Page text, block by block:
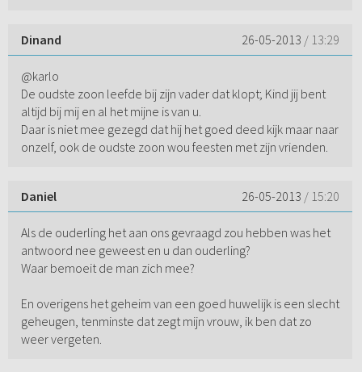
Dinand 26-05-2013 / 13:29
@karlo
De oudste zoon leefde bij zijn vader dat klopt; Kind jij bent
altijd bij mij en al het mijne is van u.
Daar is niet mee gezegd dat hij het goed deed kijk maar naar
onzelf, ook de oudste zoon wou feesten met zijn vrienden.
Daniel 26-05-2013 / 15:20
Als de ouderling het aan ons gevraagd zou hebben was het
antwoord nee geweest en u dan ouderling?
Waar bemoeit de man zich mee?
En overigens het geheim van een goed huwelijk is een slecht
geheugen, tenminste dat zegt mijn vrouw, ik ben dat zo
weer vergeten.